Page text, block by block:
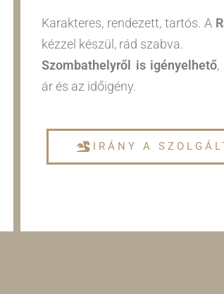
Karakteres, rendezett, tartós. A
kézzel készül, rád szabva.
Szombathelyről is igényelhető,
ár és az időigény.
IRÁNY A